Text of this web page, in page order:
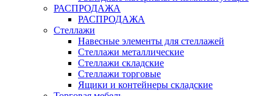
РАСПРОДАЖА
РАСПРОДАЖА
Стеллажи
Навесные элементы для стеллажей
Стеллажи металлические
Стеллажи складские
Стеллажи торговые
Ящики и контейнеры складские